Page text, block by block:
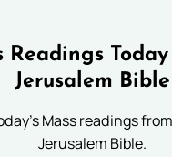
Readings
Jerusalem Bible
Mass readings
Jerusalem Bible.